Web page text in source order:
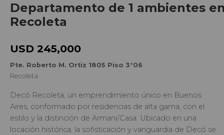
Departamento de 1 ambientes
Recoleta
USD 245,000
Pte. Roberto M. Ortiz 1805 Piso 3°06
Recoleta
Decó Recoleta, un emprendimiento único en Buenos
Aires, conformado por residencias de alta gama, con el
estilo y la distinción de Armani/Casa. Ubicado en una
locación histórica, la sofisticación y vanguardia de Decó se